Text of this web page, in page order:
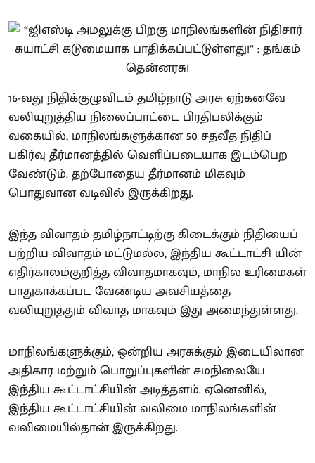
16-வது நிதிக்குழுவிடம் தமிழ்நாடு அரசு ஏற்கனவே
வலியுறுத்திய நிலைப்பாட்டை பிரதிபலிக்கும்
வகையில், மாநிலங்களுக்கான 50 சதவீத நிதிப்
பகிர்வு தீர்மானத்தில் வெளிப்படையாக இடம்பெற
வேண்டும். தற்போதைய தீர்மானம் மிகவும்
பொதுவான வடிவில் இருக்கிறது.
இந்த விவாதம் தமிழ்நாட்டிற்கு கிடைக்கும் நிதியைப்
பற்றிய விவாதம் மட்டுமல்ல, இந்திய கூட்டாட்சி யின்
எதிர்காலம்குறித்த விவாதமாகவும், மாநில உரிமைகள்
பாதுகாக்கப்பட வேண்டிய அவசியத்தை
வலியுறுத்தும் விவாத மாகவும் இது அமைந்துள்ளது.
மாநிலங்களுக்கும், ஒன்றிய அரசுக்கும் இடையிலான
அதிகார மற்றும் பொறுப்புகளின் சமநிலையே
இந்திய கூட்டாட்சியின் அடித்தளம். ஏனெனில்,
இந்திய கூட்டாட்சியின் வலிமை மாநிலங்களின்
வலிமையில்தான் இருக்கிறது.